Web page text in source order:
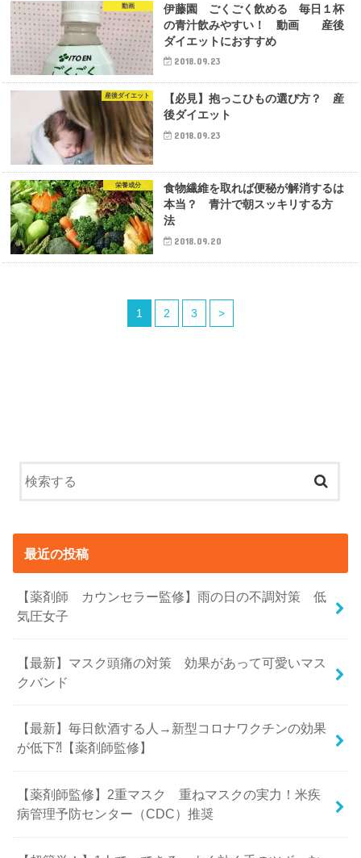
動画
伊藤園 ごくごく飲める 毎日１杯
の青汁飲みやすい！ 動画 産後
ダイエットにおすすめ
2018.09.23
産後ダイエット
【必見】抱っこひもの選び方？ 産
後ダイエット
2018.09.23
栄養成分
食物繊維を取れば便秘が解消するは
本当？ 青汁で朝スッキリする方
法
2018.09.20
1 2 3 >
最近の投稿
【薬剤師 カウンセラー監修】雨の日の不調対策 低
気圧女子
【最新】マスク頭痛の対策 効果があって可愛いマス
クバンド
【最新】毎日飲酒する人→新型コロナワクチンの効果
が低下⁈【薬剤師監修】
【薬剤師監修】2重マスク 重ねマスクの実力！米疾
病管理予防センター（CDC）推奨